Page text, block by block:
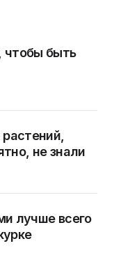
чтобы быть
не знали
лучше всего